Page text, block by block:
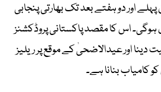
اور دو ہفتے بعد تک بھارتی پنجابی
ہوگی۔ اس کا مقصد پاکستانی پروڈکشنز
دینا اور عیدالاضحیٰ کے موقع پر ریلیز
کامیاب بنانا ہے۔